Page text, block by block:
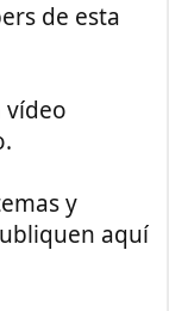
de esta
vídeo
y
aquí